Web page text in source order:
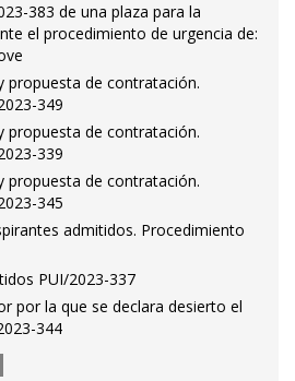
383 de una plaza para la
el procedimiento de urgencia de:
propuesta de contratación.
349
propuesta de contratación.
339
propuesta de contratación.
345
admitidos. Procedimiento
PUI/2023-337
por la que se declara desierto el
344